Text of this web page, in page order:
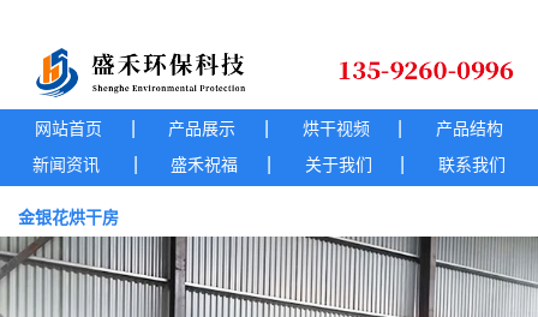
网站首页 产品展示 烘干视频
产品结构
新闻资讯
盛禾祝福 关于我们 联系我们
金银花烘干房